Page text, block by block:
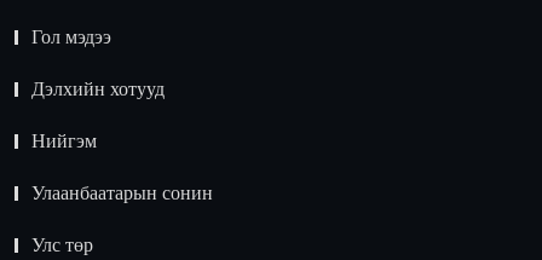
Гол мэдээ
Дэлхийн хотууд
Нийгэм
Улаанбаатарын сонин
Улс төр